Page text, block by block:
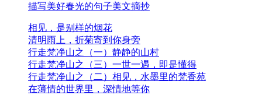
描写美好春光的句子美文摘抄
相见，是别样的烟花
清明雨上，折菊寄到你身旁
行走梵净山之（一）静静的山村
行走梵净山之（三）一世一遇，即是懂得
行走梵净山之（二）相见，水墨里的梵香苑
在薄情的世界里，深情地等你